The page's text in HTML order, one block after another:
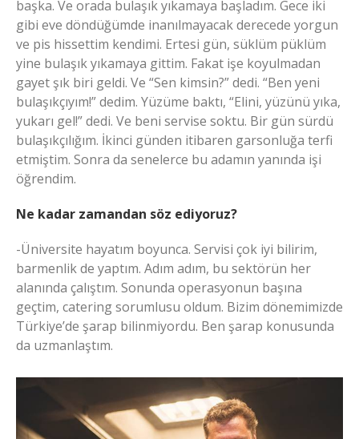
başka. Ve orada bulaşık yıkamaya başladım. Gece iki
gibi eve döndüğümde inanılmayacak derecede yorgun
ve pis hissettim kendimi. Ertesi gün, süklüm püklüm
yine bulaşık yıkamaya gittim. Fakat işe koyulmadan
gayet şık biri geldi. Ve “Sen kimsin?” dedi. “Ben yeni
bulaşıkçıyım!” dedim. Yüzüme baktı, “Elini, yüzünü yıka,
yukarı gel!” dedi. Ve beni servise soktu. Bir gün sürdü
bulaşıkçılığım. İkinci günden itibaren garsonluğa terfi
etmiştim. Sonra da senelerce bu adamın yanında işi
öğrendim.
Ne kadar zamandan söz ediyoruz?
-Üniversite hayatım boyunca. Servisi çok iyi bilirim,
barmenlik de yaptım. Adım adım, bu sektörün her
alanında çalıştım. Sonunda operasyonun başına
geçtim, catering sorumlusu oldum. Bizim dönemimizde
Türkiye’de şarap bilinmiyordu. Ben şarap konusunda
da uzmanlaştım.